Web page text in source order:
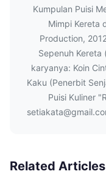
Kumpulan Puisi
Mimpi Kereta
Production,
Sepenuh Kereta
karyanya: Koin
Kaku (Penerbit
Puisi Kuliner
Related Articles